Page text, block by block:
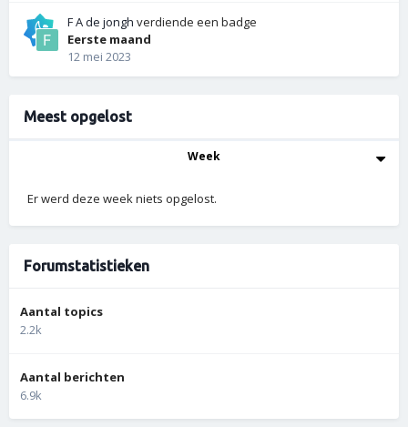
F A de jongh verdiende een badge
Eerste maand
12 mei 2023
Meest opgelost
Week
Er werd deze week niets opgelost.
Forumstatistieken
Aantal topics
2.2k
Aantal berichten
6.9k